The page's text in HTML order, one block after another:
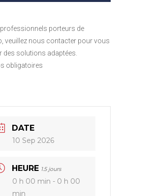
porteurs de
veuillez nous contacter pour vous
des solutions adaptées.
obligatoires
DATE
10 Sep 2026
HEURE 1.5 jours
0 h 00 min - 0 h 00
min